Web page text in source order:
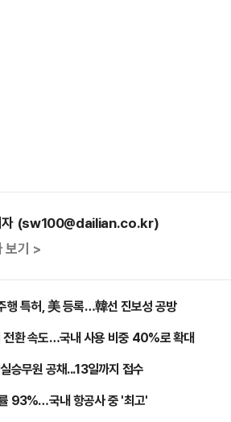
자 (sw100@dailian.co.kr)
보기 >
행 특허, 美 등록…韓선 진보성 공방
전환 속도…국내 사용 비중 40%로 확대
승무원 공채...13일까지 접수
93%…국내 항공사 중 '최고'